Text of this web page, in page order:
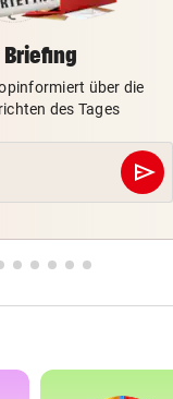
Briefing
über die
des Tages
send